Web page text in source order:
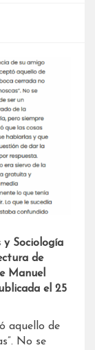
y Sociología
de
Manuel
el 25
aquello de
No se